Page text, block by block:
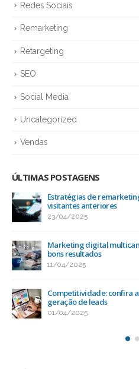
Redes Sociais
Remarketing
Retargeting
SEO
Social Media
Uncategorized
Vendas
ÚLTIMAS POSTAGENS
Ranqueamento: o impacto
25/03/2025
Como a mídia social
13/03/2025
Otimização de sites: como
busca orgânica
03/03/2025